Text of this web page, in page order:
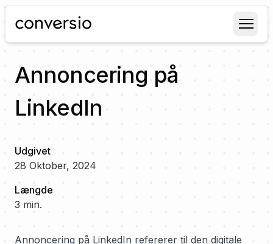
Conversio
Annoncering på
LinkedIn
Udgivet
28 Oktober, 2024
Længde
3 min.
Annoncering på LinkedIn refererer til den digitale